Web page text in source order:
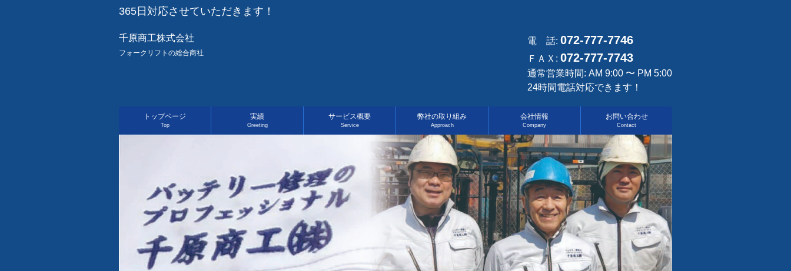
365日対応させていただきます！
千原商工株式会社
フォークリフトの総合商社
電 話: 072-777-7746
ＦＡＸ: 072-777-7743
通常営業時間: AM 9:00 〜 PM 5:00
24時間電話対応できます！
トップページ
Top
実績
Greeting
サービス概要
Service
弊社の取り組み
Approach
会社情報
Company
お問い合わせ
Contact